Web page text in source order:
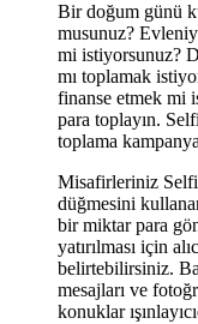
Bir doğum günü
musunuz?
mi istiyorsunuz?
mı toplamak
finanse etmek mi
para toplayın.
toplama
Misafirleriniz
düğmesini
bir miktar para
yatırılması için
belirtebilirsiniz.
mesajları ve
konuklar